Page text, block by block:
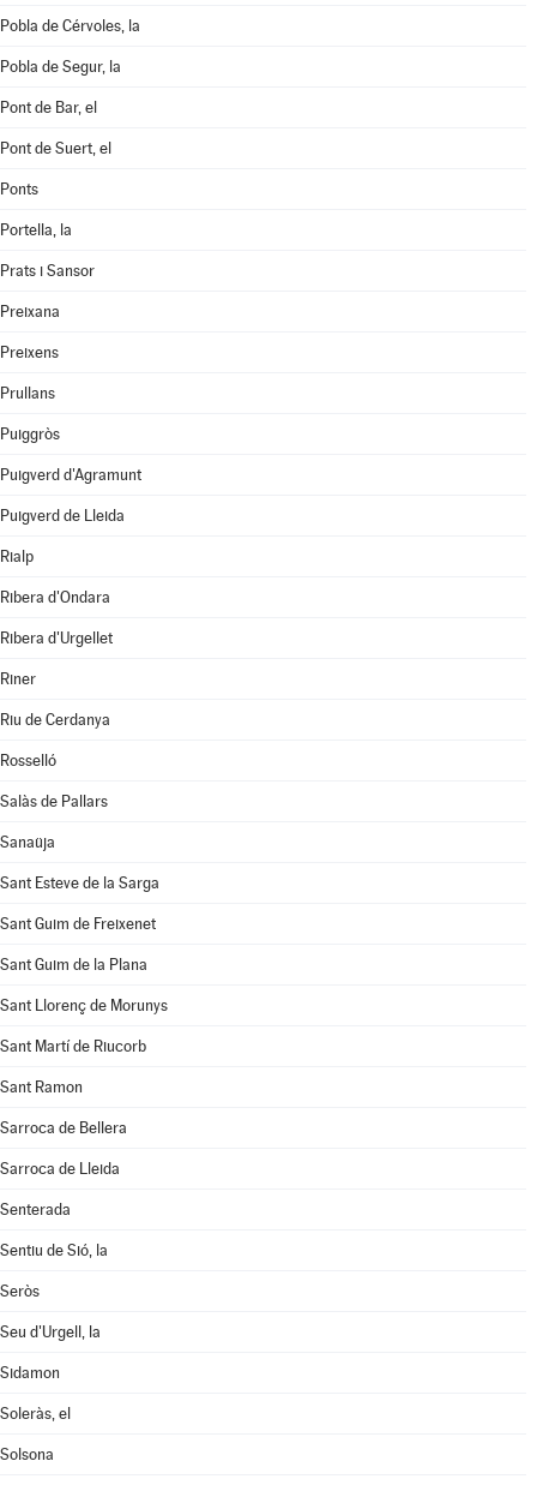
Pobla de Cérvoles, la
Pobla de Segur, la
Pont de Bar, el
Pont de Suert, el
Ponts
Portella, la
Prats i Sansor
Preixana
Preixens
Prullans
Puiggròs
Puigverd d'Agramunt
Puigverd de Lleida
Rialp
Ribera d'Ondara
Ribera d'Urgellet
Riner
Riu de Cerdanya
Rosselló
Salàs de Pallars
Sanaüja
Sant Esteve de la Sarga
Sant Guim de Freixenet
Sant Guim de la Plana
Sant Llorenç de Morunys
Sant Martí de Riucorb
Sant Ramon
Sarroca de Bellera
Sarroca de Lleida
Senterada
Sentiu de Sió, la
Seròs
Seu d'Urgell, la
Sidamon
Soleràs, el
Solsona